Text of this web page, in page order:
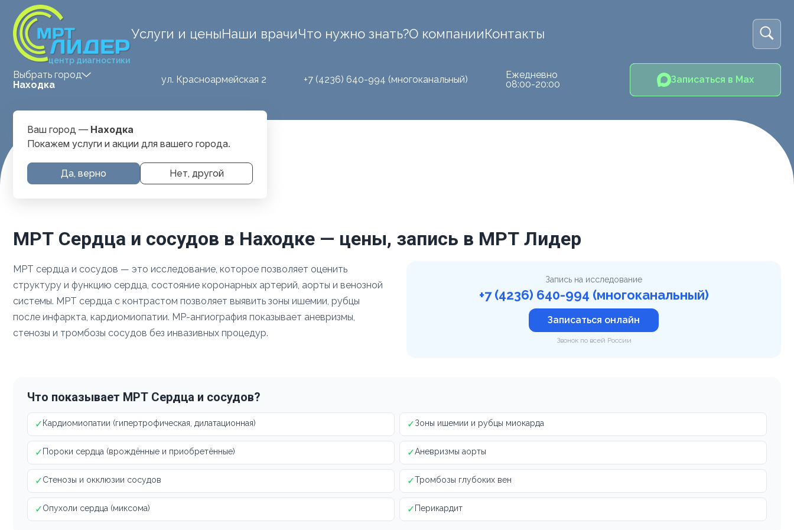
центр диагностики
Услуги и ценыНаши врачиЧто нужно знать?О компанииКонтакты
Выбрать город
Находка
ул. Красноармейская 2 +7 (4236) 640-994 (многоканальный)
Ежедневно
08:00-20:00
Записаться в Max
Ваш город — Находка
Покажем услуги и акции для вашего города.
Да, верно Нет, другой
Услуги и цены МРТ Сердца И Сосудов
МРТ Сердца и сосудов в Находке — цены, запись в МРТ Лидер
МРТ сердца и сосудов — это исследование, которое позволяет оценить
структуру и функцию сердца, состояние коронарных артерий, аорты и венозной
системы. МРТ сердца с контрастом позволяет выявить зоны ишемии, рубцы
после инфаркта, кардиомиопатии. МР-ангиография показывает аневризмы,
стенозы и тромбозы сосудов без инвазивных процедур.
Запись на исследование
+7 (4236) 640-994 (многоканальный)
Записаться онлайн
Звонок по всей России
Что показывает МРТ Сердца и сосудов?
✓ Кардиомиопатии (гипертрофическая, дилатационная) ✓Зоны ишемии и рубцы миокарда
✓ Пороки сердца (врождённые и приобретённые) ✓Аневризмы аорты
✓Стенозы и окклюзии сосудов ✓Тромбозы глубоких вен
✓Опухоли сердца (миксома) ✓ Перикардит